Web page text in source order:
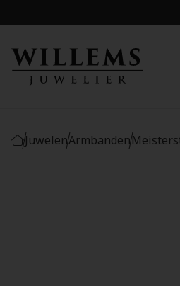
JuwelenArmbanden